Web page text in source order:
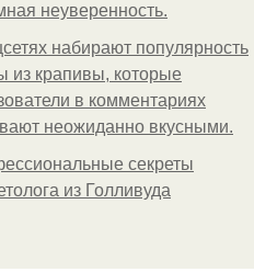
неуверенность.
набирают популярность
из крапивы, которые
в комментариях
неожиданно вкусными.
секреты
из Голливуда